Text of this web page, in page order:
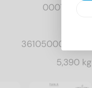
0007216 32
3610500035869
5,390 kg